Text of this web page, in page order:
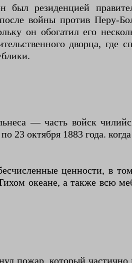
резиденцией
войны против Перу-
он обогатил его
дворца, где
— часть войск
23 октября 1883 года.
ценности, в
океане, а также всю
пожар, который